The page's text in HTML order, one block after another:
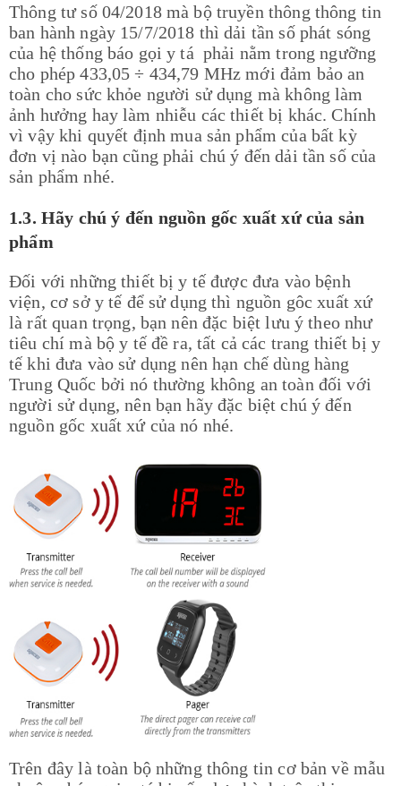
Thông tư số 04/2018 mà bộ truyền thông thông tin
ban hành ngày 15/7/2018 thì dải tần số phát sóng
của hệ thống báo gọi y tá phải nằm trong ngưỡng
cho phép 433,05 ÷ 434,79 MHz mới đảm bảo an
toàn cho sức khỏe người sử dụng mà không làm
ảnh hưởng hay làm nhiễu các thiết bị khác. Chính
vì vậy khi quyết định mua sản phẩm của bất kỳ
đơn vị nào bạn cũng phải chú ý đến dải tần số của
sản phẩm nhé.
1.3. Hãy chú ý đến nguồn gốc xuất xứ của sản
phẩm
Đối với những thiết bị y tế được đưa vào bệnh
viện, cơ sở y tế để sử dụng thì nguồn gôc xuất xứ
là rất quan trọng, bạn nên đặc biệt lưu ý theo như
tiêu chí mà bộ y tế đề ra, tất cả các trang thiết bị y
tế khi đưa vào sử dụng nên hạn chế dùng hàng
Trung Quốc bởi nó thường không an toàn đối với
người sử dụng, nên bạn hãy đặc biệt chú ý đến
nguồn gốc xuất xứ của nó nhé.
Trên đây là toàn bộ những thông tin cơ bản về mẫu